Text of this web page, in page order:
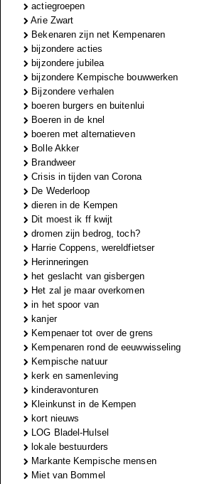
actiegroepen
Arie Zwart
Bekenaren zijn net Kempenaren
bijzondere acties
bijzondere jubilea
bijzondere Kempische bouwwerken
Bijzondere verhalen
boeren burgers en buitenlui
Boeren in de knel
boeren met alternatieven
Bolle Akker
Brandweer
Crisis in tijden van Corona
De Wederloop
dieren in de Kempen
Dit moest ik ff kwijt
dromen zijn bedrog, toch?
Harrie Coppens, wereldfietser
Herinneringen
het geslacht van gisbergen
Het zal je maar overkomen
in het spoor van
kanjer
Kempenaer tot over de grens
Kempenaren rond de eeuwwisseling
Kempische natuur
kerk en samenleving
kinderavonturen
Kleinkunst in de Kempen
kort nieuws
LOG Bladel-Hulsel
lokale bestuurders
Markante Kempische mensen
Miet van Bommel